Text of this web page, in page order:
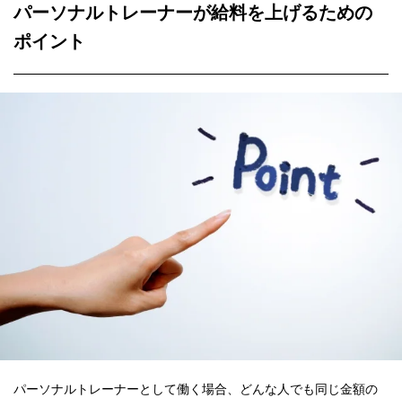
パーソナルトレーナーが給料を上げるための
ポイント
パーソナルトレーナーとして働く場合、どんな人でも同じ金額の